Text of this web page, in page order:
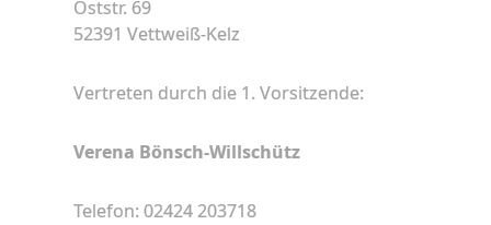
Oststr. 69
52391 Vettweiß-Kelz
Vertreten durch die 1. Vorsitzende:
Verena Bönsch-Willschütz
Telefon: 02424 203718